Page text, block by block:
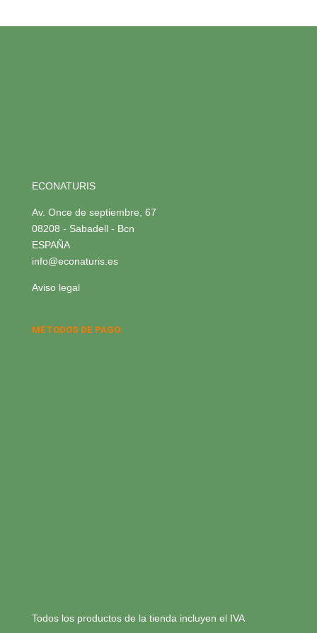
ECONATURIS
Av. Once de septiembre, 67
08208 - Sabadell - Bcn
ESPAÑA
info@econaturis.es
Aviso legal
MÉTODOS DE PAGO:
Todos los productos de la tienda incluyen el IVA